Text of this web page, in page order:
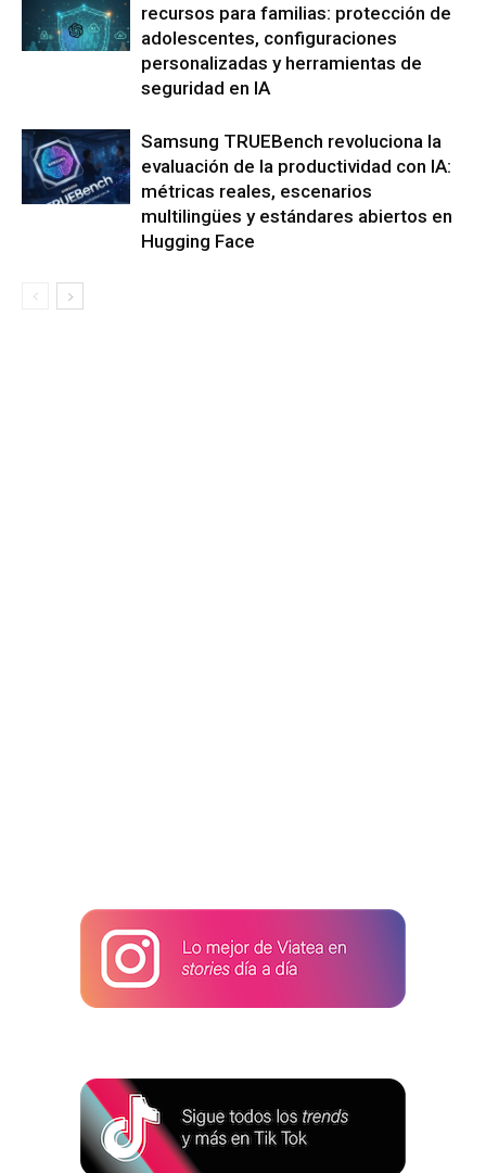
recursos para familias: protección de
adolescentes, configuraciones
personalizadas y herramientas de
seguridad en IA
Samsung TRUEBench revoluciona la
evaluación de la productividad con IA:
métricas reales, escenarios
multilingües y estándares abiertos en
Hugging Face